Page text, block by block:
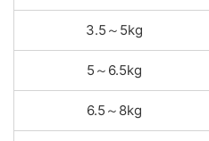
3.5～5kg
5～6.5kg
6.5～8kg